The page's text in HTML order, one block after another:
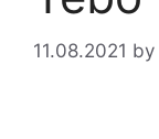
11.08.2021 by